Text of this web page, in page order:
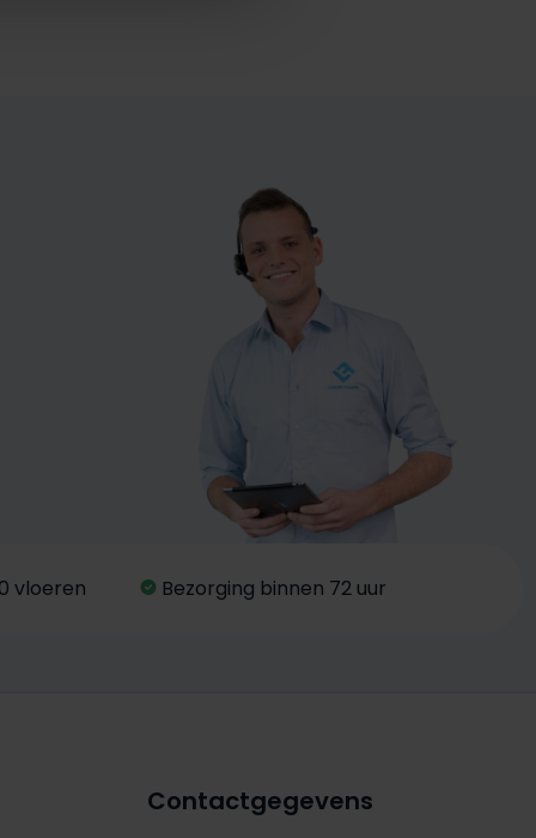
vloeren Bezorging binnen 72 uur
Contactgegevens